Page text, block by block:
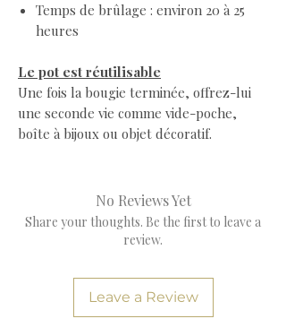
Temps de brûlage : environ 20 à 25
heures
Le pot est réutilisable
Une fois la bougie terminée, offrez-lui
une seconde vie comme vide-poche,
boîte à bijoux ou objet décoratif.
No Reviews Yet
Share your thoughts. Be the first to leave a
review.
Leave a Review